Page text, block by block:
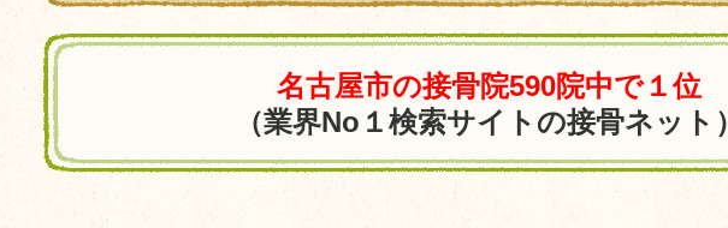
名古屋市の接骨院590院中で１位
（業界No１検索サイトの接骨ネット）